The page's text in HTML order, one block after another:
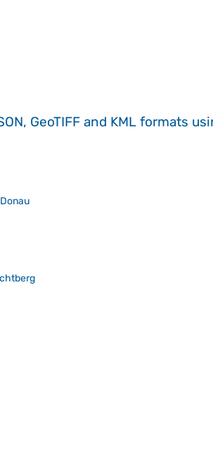
GeoTIFF and KML formats